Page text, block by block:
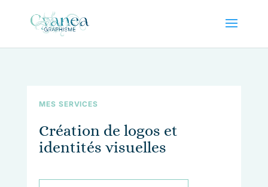
MES SERVICES
Création de logos et
identités visuelles